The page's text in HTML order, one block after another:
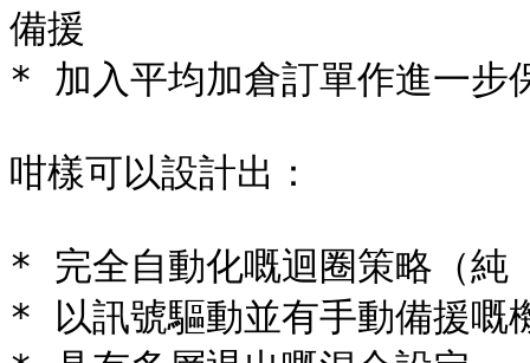
備援
* 加入平均加倉訂單作進一步
咁樣可以設計出：
* 完全自動化嘅迴圈策略（純
* 以訊號驅動並有手動備援嘅